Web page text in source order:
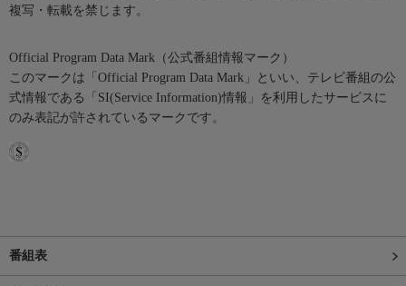
複写・転載を禁じます。
Official Program Data Mark（公式番組情報マーク）
このマークは「Official Program Data Mark」といい、テレビ番組の公
式情報である「SI(Service Information)情報」を利用したサービスに
のみ表記が許されているマークです。
番組表